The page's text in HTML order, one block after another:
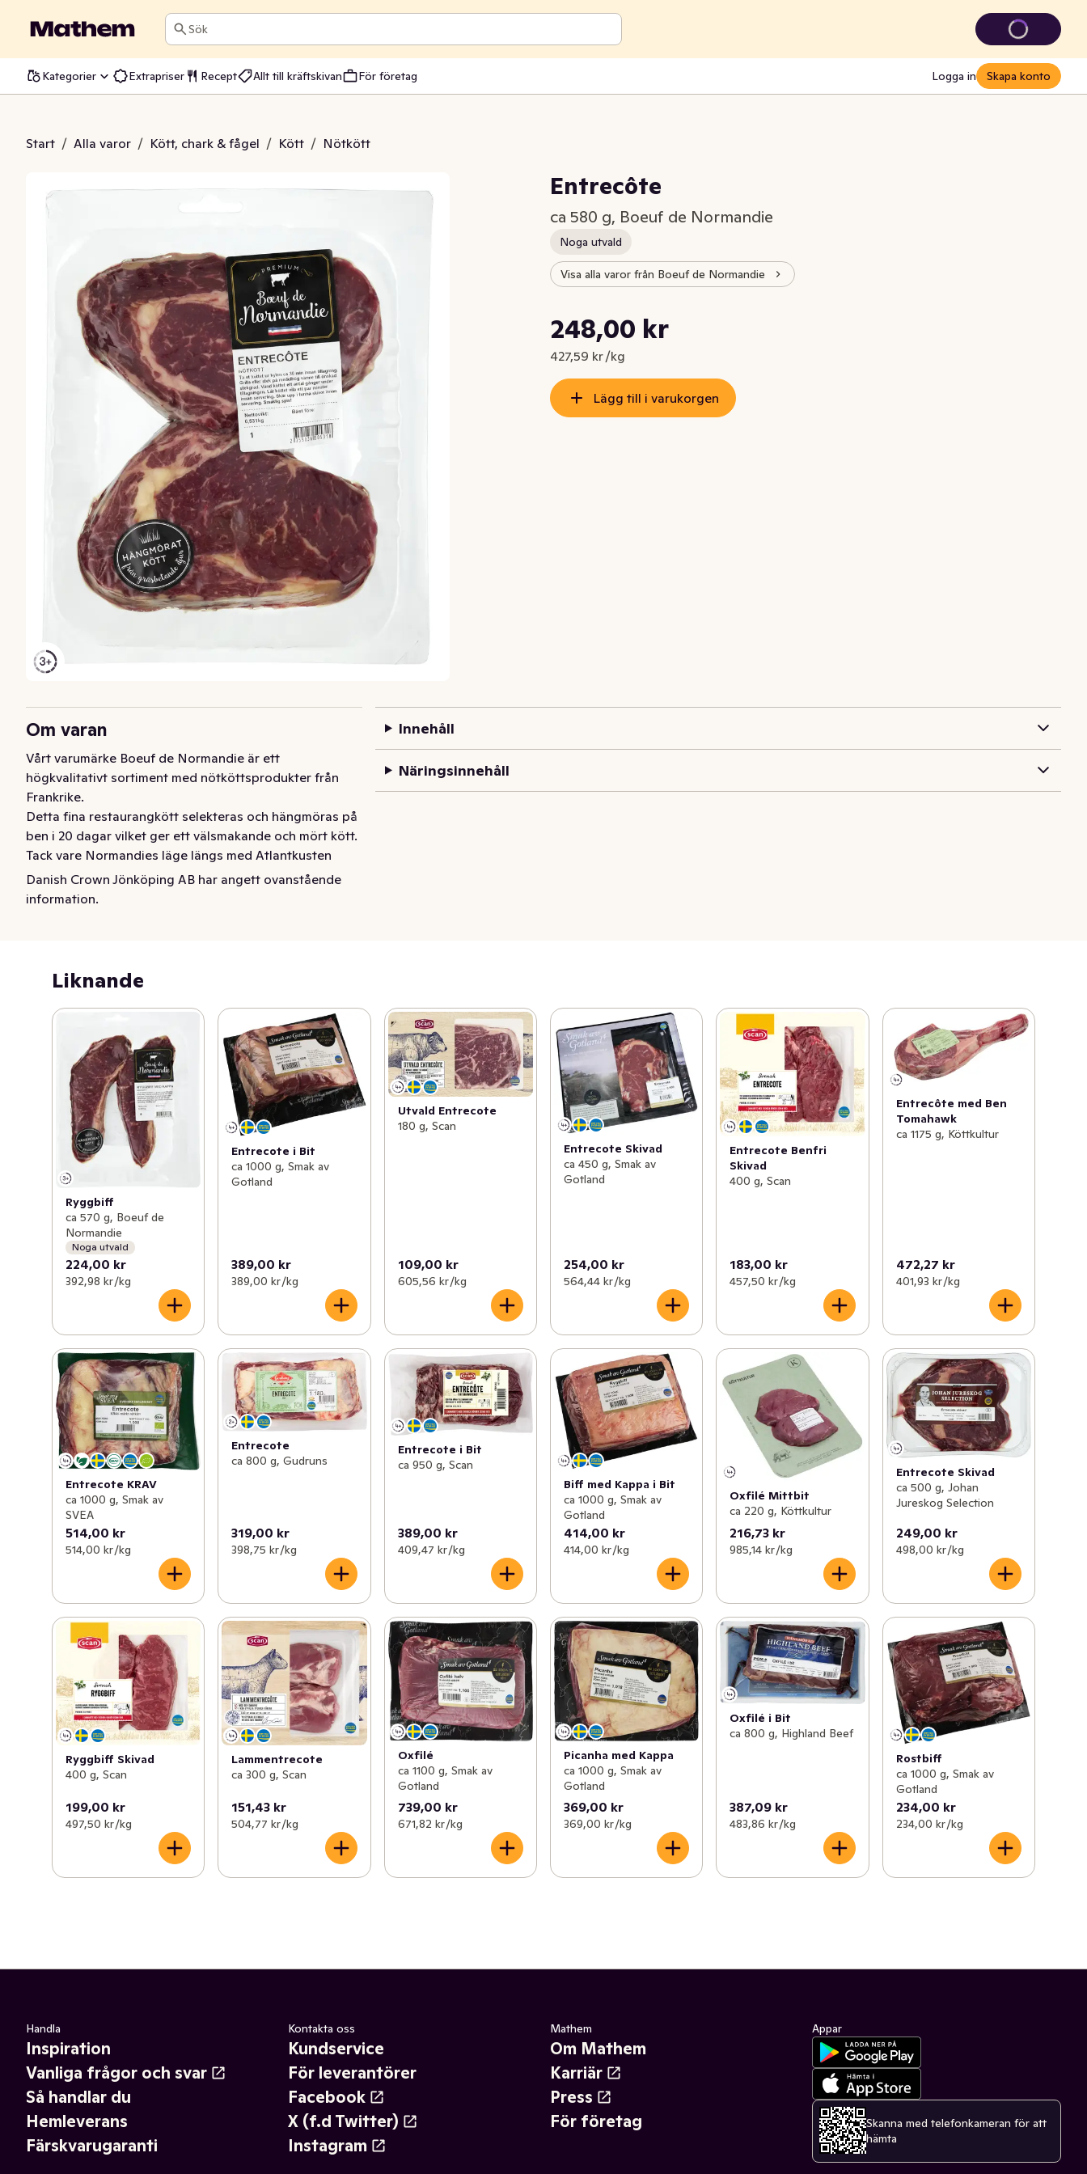
Sök
Kategorier Extrapriser Recept Allt till kräftskivan För företag Logga in Skapa konto
Start / Alla varor / Kött, chark & fågel / Kött / Nötkött
Entrecôte
ca 580 g, Boeuf de Normandie
Noga utvald
Visa alla varor från Boeuf de Normandie
Nuvarande pris är: 248,00 kr
248,00 kr
427,59 kr /kg
Styckpris: 427,59 kr /kg
Lägg till i varukorgen
Om varan
Vårt varumärke Boeuf de Normandie är ett
högkvalitativt sortiment med nötköttsprodukter från
Frankrike.
Detta fina restaurangkött selekteras och hängmöras på
ben i 20 dagar vilket ger ett välsmakande och mört kött.
Tack vare Normandies läge längs med Atlantkusten
blåser det in salt och andra mineraler från havet som
ger området ett frodigt och tjockt gräs.
kvalitén på fodret är jämn och hög året runt
Danish Crown Jönköping AB har angett ovanstående
information.
Innehåll
Näringsinnehåll
Liknande
Ryggbiff
ca 570 g, Boeuf de
Normandie
Noga utvald
224,00 kr
392,98 kr /kg
Entrecote i Bit
ca 1000 g, Smak av
Gotland
389,00 kr
389,00 kr /kg
Utvald Entrecote
180 g, Scan
109,00 kr
605,56 kr /kg
Entrecote Skivad
ca 450 g, Smak av
Gotland
254,00 kr
564,44 kr /kg
Entrecote Benfri
Skivad
400 g, Scan
183,00 kr
457,50 kr /kg
Entrecôte med Ben
Tomahawk
ca 1175 g, Köttkultur
472,27 kr
401,93 kr /kg
Entrecote KRAV
ca 1000 g, Smak av
SVEA
514,00 kr
514,00 kr /kg
Entrecote
ca 800 g, Gudruns
319,00 kr
398,75 kr /kg
Entrecote i Bit
ca 950 g, Scan
389,00 kr
409,47 kr /kg
Biff med Kappa i Bit
ca 1000 g, Smak av
Gotland
414,00 kr
414,00 kr /kg
Oxfilé Mittbit
ca 220 g, Köttkultur
216,73 kr
985,14 kr /kg
Entrecote Skivad
ca 500 g, Johan
Jureskog Selection
249,00 kr
498,00 kr /kg
Ryggbiff Skivad
400 g, Scan
199,00 kr
497,50 kr /kg
Lammentrecote
ca 300 g, Scan
151,43 kr
504,77 kr /kg
Oxfilé
ca 1100 g, Smak av
Gotland
739,00 kr
671,82 kr /kg
Picanha med Kappa
ca 1000 g, Smak av
Gotland
369,00 kr
369,00 kr /kg
Oxfilé i Bit
ca 800 g, Highland Beef
387,09 kr
483,86 kr /kg
Rostbiff
ca 1000 g, Smak av
Gotland
234,00 kr
234,00 kr /kg
Handla
Inspiration
Vanliga frågor och svar
Så handlar du
Hemleverans
Färskvarugaranti
Kontakta oss
Kundservice
För leverantörer
Facebook
X (f.d Twitter)
Instagram
Mathem
Om Mathem
Karriär
Press
För företag
Appar
Skanna med telefonkameran för att
hämta